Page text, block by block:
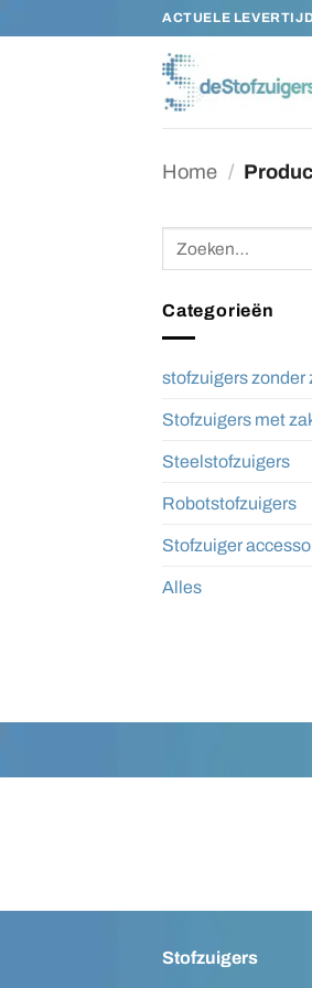
naar
ACTUELE
Home /
Zoeken
Categorieën
stofzuigers zonder
Stofzuigers met
Steelstofzuigers
Robotstofzuigers
Stofzuiger
Alles
Stofzuigers